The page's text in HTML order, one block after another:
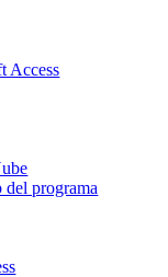
Access
del programa